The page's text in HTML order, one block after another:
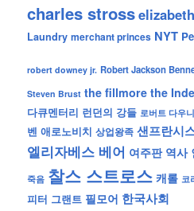
charles stross
Laundry merchant princes NYT
robert downey jr. Robert Jackson
Steven Brust the fillmore the
다큐멘터리 런던의 강들 로버트 다우
벤 애로노비치 상업왕족 샌프란시
엘리자베스 베어 여주판 역사
죽음 찰스 스트로스 캐롤 코
피터 그랜트 필모어 한국사회